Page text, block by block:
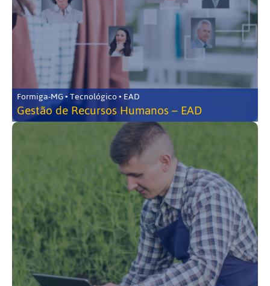
Formiga-MG • Tecnológico • EAD
Gestão de Recursos Humanos – EAD